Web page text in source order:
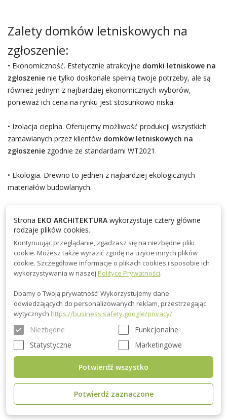
Zalety domków letniskowych na
zgłoszenie:
• Ekonomiczność. Estetycznie atrakcyjne domki letniskowe na
zgłoszenienie tylko doskonale spełnią twoje potrzeby, ale są
również jednym z najbardziej ekonomicznych wyborów,
ponieważ ich cena na rynku jest stosunkowo niska.
• Izolacja cieplna. Oferujemy możliwość produkcji wszystkich
zamawianych przez klientów domków letniskowych na
zgłoszeniezgodnie ze standardami WT2021.
• Ekologia. Drewno to jednen z najbardziej ekologicznych
materiałów budowlanych.
produktów charakteryzują się dużą wytrzymałością i
niezawodnością, dlatego nasze domki letniskowe na zgłoszenie
są trwałe, odporne na warunki atmosferyczne i wpływ
środowiska.
przez internet:
produkty widoczne na stronie internetowej, są dostarczane w
ciągu 3 tygodni od daty zamówienia, choć czas dostawy może
się różnić w przypadku wprowadzenia indywidualnych zmian
projektowych. Cena domków letniskowych na zgłoszenie zależy
od kluczowych aspektów, takich jak rozmiar domu,
wyposażenie, używane dodatkowe materiały i realizacja
indywidualnych potrzeb.
Strona EKO ARCHITEKTURAwykorzystuje cztery główne
rodzaje plików cookies.
Kontynuując przeglądanie, zgadzasz się na niezbędne pliki
cookie. Możesz także wyrazić zgodę na użycie innych plików
cookie. Szczegółowe informacje o plikach cookies i sposobie ich
wykorzystywania w naszej Polityce Prywatności.
Dbamy o Twoją prywatność! Wykorzystujemy dane
odwiedzających do personalizowanych reklam, przestrzegając
wytycznych https://business.safety.google/privacy/
Niezbędne
Funkcjonalne
Statystyczne
Marketingowe
Potwierdź zaznaczone
Potwierdź wszystko